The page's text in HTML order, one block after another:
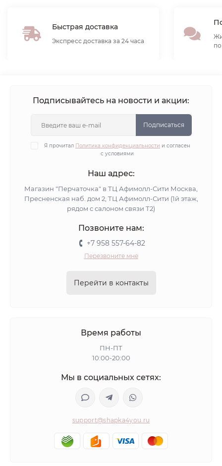
Быстрая доставка
Экспресс доставка за 24 часа
Подписывайтесь на новости и акции:
Подписаться
Я прочитал Политика конфиденциальности и согласен
с условиями
Наш адрес:
Магазин "Перчаточка" в ТЦ Афимолл-Сити Москва,
Пресненская наб. дом 2, ТЦ Афимолл-Сити (1й этаж,
рядом с салоном связи Т2)
Позвоните нам:
+7 958 557-64-82
Перезвоните мне
Перейти в контакты
Время работы
ПН-ПТ
10:00-20:00
Мы в социальных сетях:
support@shapka4you.ru